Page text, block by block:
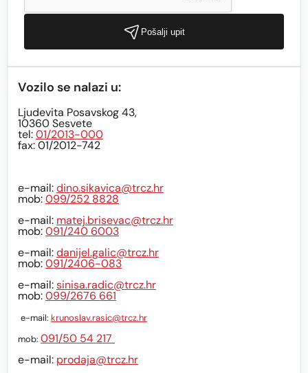
Pošalji upit
Vozilo se nalazi u:
Ljudevita Posavskog 43,
10360 Sesvete
tel:01/2013-000
fax: 01/2012-742
e-mail:dino.sikavica@trcz.hr
mob:099/252 8828
e-mail: matej.brisevac@trcz.hr
mob:091/240 6003
e-mail:danijel.galic@trcz.hr
mob:091/2406-083
e-mail:sinisa.radic@trcz.hr
mob:099/2676 661
e-mail: krunoslav.rasic@trcz.hr
mob: 091/50 54 217
e-mail: prodaja@trcz.hr